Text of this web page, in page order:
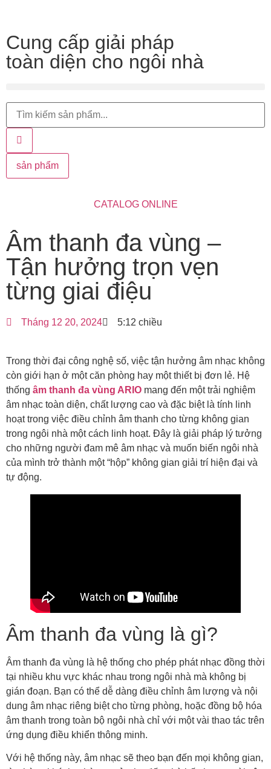
Cung cấp giải pháp
toàn diện cho ngôi nhà
sản phẩm
CATALOG ONLINE
Âm thanh đa vùng –
Tận hưởng trọn vẹn
từng giai điệu
Tháng 12 20, 2024 5:12 chiều
Trong thời đại công nghệ số, việc tận hưởng âm nhạc không
còn giới hạn ở một căn phòng hay một thiết bị đơn lẻ. Hệ
thống âm thanh đa vùng ARIO mang đến một trải nghiệm
âm nhạc toàn diện, chất lượng cao và đặc biệt là tính linh
hoạt trong việc điều chỉnh âm thanh cho từng không gian
trong ngôi nhà một cách linh hoạt. Đây là giải pháp lý tưởng
cho những người đam mê âm nhạc và muốn biến ngôi nhà
của mình trở thành một “hộp” không gian giải trí hiện đại và
tự động.
Âm thanh đa vùng là gì?
Âm thanh đa vùng là hệ thống cho phép phát nhạc đồng thời
tại nhiều khu vực khác nhau trong ngôi nhà mà không bị
gián đoạn. Bạn có thể dễ dàng điều chỉnh âm lượng và nội
dung âm nhạc riêng biệt cho từng phòng, hoặc đồng bộ hóa
âm thanh trong toàn bộ ngôi nhà chỉ với một vài thao tác trên
ứng dụng điều khiển thông minh.
Với hệ thống này, âm nhạc sẽ theo bạn đến mọi không gian,